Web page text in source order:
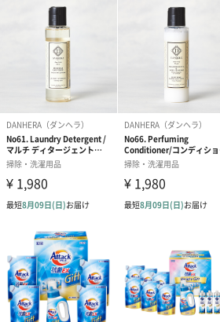
※2 平均洗濯物量2.6kg時､縦型洗濯機利
※3 計量する必要がないため。
除菌ジョイコンパクト（本体
スポンジの菌詰まりを除菌で解消し、洗
少量で泡立ち、洗いあがりもスッキリし
誰でも簡単に使えて洗浄力の高い洗剤は
い方など幅広い年代の方に人気です。
誕生日や記念日などのお祝いのイベント